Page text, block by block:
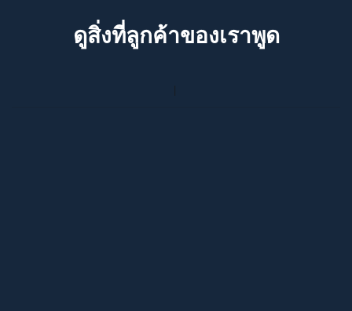
ดูสิ่งที่ลูกค้าของเราพูด